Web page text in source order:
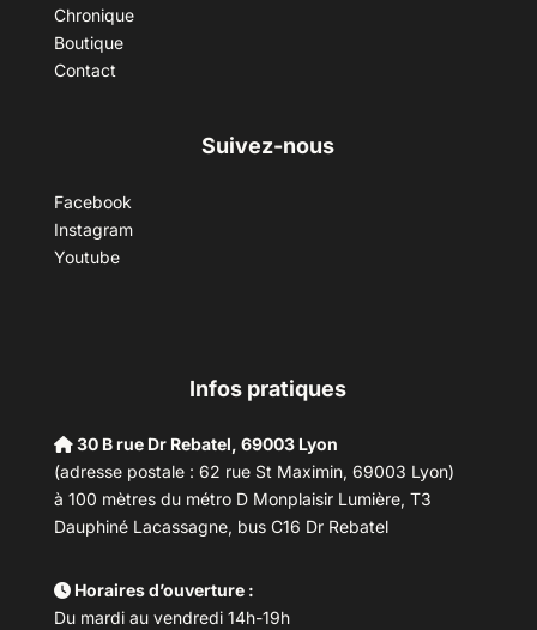
Chronique
Boutique
Contact
Suivez-nous
Facebook
Instagram
Youtube
Infos pratiques
30 B rue Dr Rebatel, 69003 Lyon
(adresse postale : 62 rue St Maximin, 69003 Lyon)
à 100 mètres du métro D Monplaisir Lumière, T3
Dauphiné Lacassagne, bus C16 Dr Rebatel
Horaires d’ouverture :
Du mardi au vendredi 14h-19h